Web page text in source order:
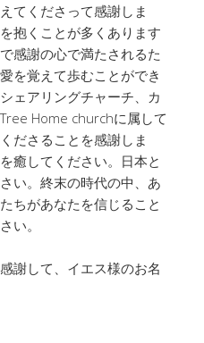
てくださって感謝しま
抱くことが多くあります
感謝の心で満たされるた
を覚えて歩むことができ
ェアリングチャーチ、カ
Home churchに属して
ださることを感謝しま
癒してください。日本と
い。終末の時代の中、あ
ちがあなたを信じること
い。
謝して、イエス様のお名